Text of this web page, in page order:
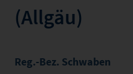
(Allgäu)
Reg.-Bez. Schwaben